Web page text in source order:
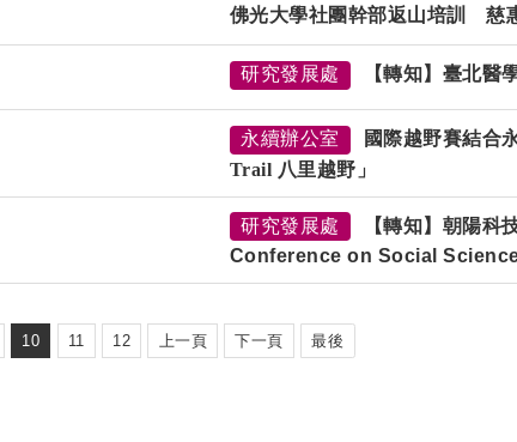
佛光大學社團幹部返山培訓 慈
研究發展處 【轉知】臺北醫
永續辦公室
國際越野賽結合
Trail 八里越野」
研究發展處
【轉知】朝陽
Conference on Social
10 11 12 上一頁 下一頁 最後